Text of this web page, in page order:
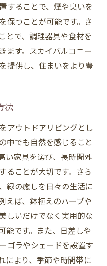
することで、煙や臭いを
保つことが可能です。さ
とで、調理器具や食材を
ます。スカイバルコニー
提供し、住まいをより豊
法
アウトドアリビングとし
中でも自然を感じること
い家具を選び、長時間外
ることが大切です。さら
緑の癒しを日々の生活に
えば、鉢植えのハーブや
しいだけでなく実用的な
能です。また、日差しや
ゴラやシェードを設置す
により、季節や時間帯に